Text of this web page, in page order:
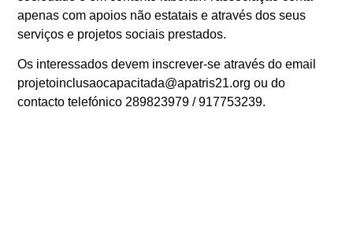
apenas com apoios não estatais e através dos seus
serviços e projetos sociais prestados.
Os interessados devem inscrever-se através do email
projetoinclusaocapacitada@apatris21.org ou do
contacto telefónico 289823979 / 917753239.